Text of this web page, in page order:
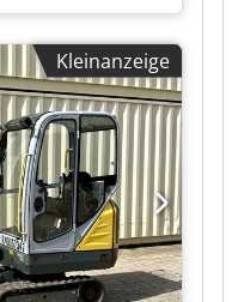
Kleinanzeige